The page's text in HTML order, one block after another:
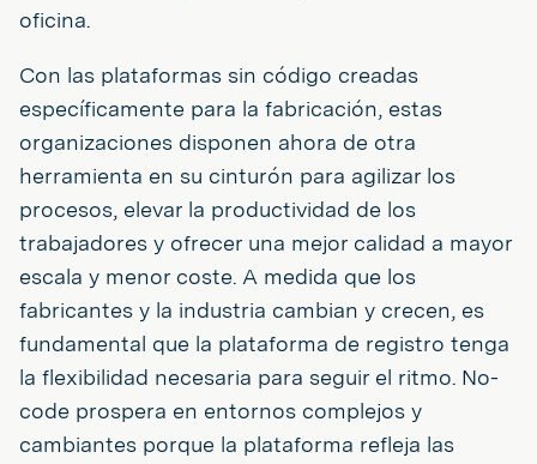
oficina.
Con las plataformas sin código creadas
específicamente para la fabricación, estas
organizaciones disponen ahora de otra
herramienta en su cinturón para agilizar los
procesos, elevar la productividad de los
trabajadores y ofrecer una mejor calidad a mayor
escala y menor coste. A medida que los
fabricantes y la industria cambian y crecen, es
fundamental que la plataforma de registro tenga
la flexibilidad necesaria para seguir el ritmo. No-
code prospera en entornos complejos y
cambiantes porque la plataforma refleja las